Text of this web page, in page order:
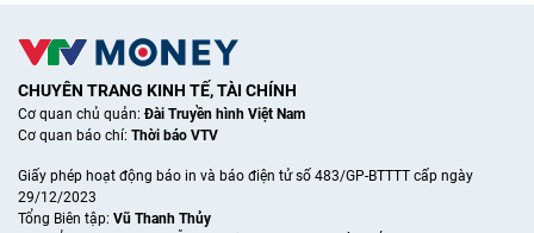
CHUYÊN TRANG KINH TẾ, TÀI CHÍNH
Cơ quan chủ quản:Đài Truyền hình Việt Nam
Cơ quan báo chí: Thời báo VTV
Giấy phép hoạt động báo in và báo điện tử số 483/GP-BTTTT cấp ngày
29/12/2023
Tổng Biên tập: Vũ Thanh Thủy